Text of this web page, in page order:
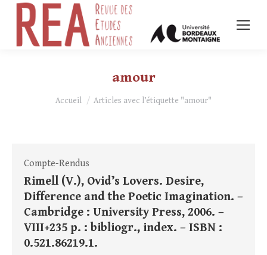
amour
Vous êtes ici :
Accueil Articles avec l’étiquette "amour"
Compte-Rendus
Rimell (V.), Ovid’s Lovers. Desire,
Difference and the Poetic Imagination. –
Cambridge : University Press, 2006. –
VIII+235 p. : bibliogr., index. – ISBN :
0.521.86219.1.